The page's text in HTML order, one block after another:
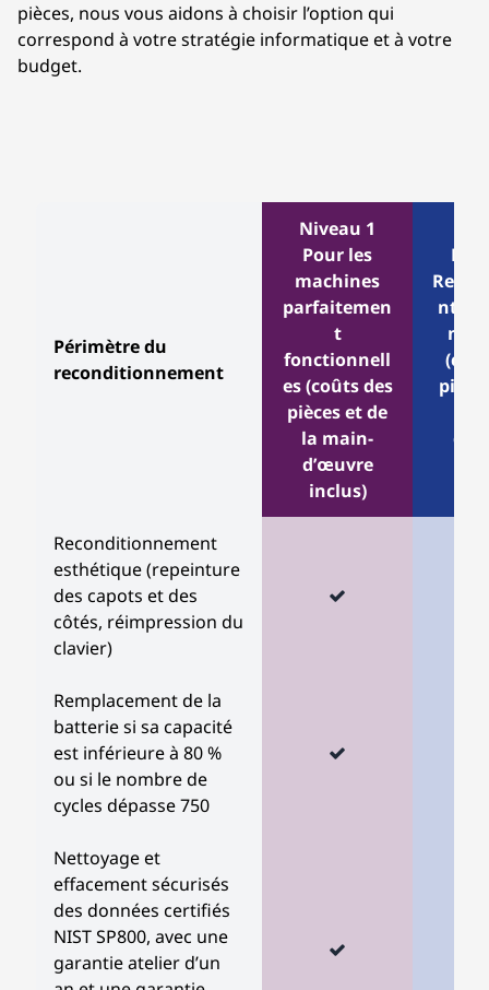
pièces, nous vous aidons à choisir l’option qui
correspond à votre stratégie informatique et à votre
budget.
Périmètre du
reconditionnement
Niveau 1
Pour les
machines
parfaitemen
t
fonctionnell
es (coûts des
pièces et de
la main-
d’œuvre
inclus)
nt de
Reconditionnement
esthétique (repeinture
des capots et des
côtés, réimpression du
clavier)
Remplacement de la
batterie si sa capacité
est inférieure à 80 %
ou si le nombre de
cycles dépasse 750
Nettoyage et
effacement sécurisés
des données certifiés
NIST SP800, avec une
garantie atelier d’un